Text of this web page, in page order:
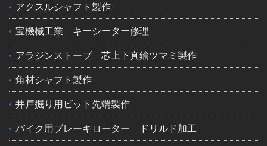
アクスルシャフト製作
宝機械工業 キーシーター修理
アラジンストーブ 芯上下真鍮ツマミ製作
角材シャフト製作
井戸掘り用ビット先端製作
バイク用ブレーキローター ドリルド加工